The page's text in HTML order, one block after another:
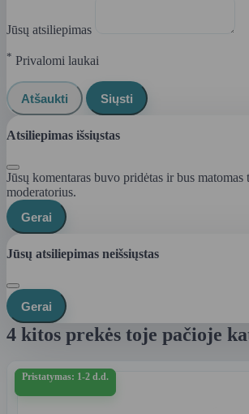
Jūsų atsiliepimas
* Privalomi laukai
Atšaukti Siųsti
Atsiliepimas išsiųstas
Jūsų komentaras buvo pridėtas ir bus
moderatorius.
Gerai
Jūsų atsiliepimas neišsiųstas
Gerai
4 kitos prekės toje pačioje
Pristatymas: 1-2 d.d.